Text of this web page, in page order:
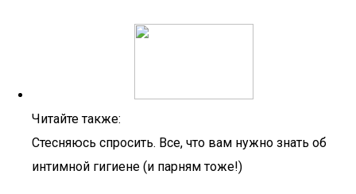
Читайте также:
Стесняюсь спросить. Все, что вам нужно знать об
интимной гигиене (и парням тоже!)